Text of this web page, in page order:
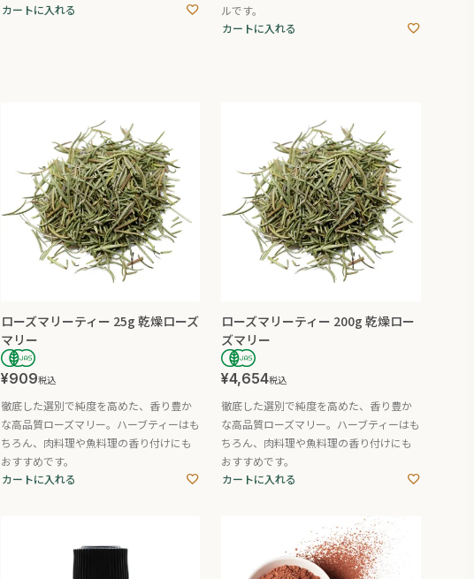
カートに入れる
ルです。
カートに入れる
ローズマリーティー 25g 乾燥ローズ
マリー
¥909税込
徹底した選別で純度を高めた、香り豊か
な高品質ローズマリー。ハーブティーはも
ちろん、肉料理や魚料理の香り付けにも
おすすめです。
カートに入れる
ローズマリーティー 200g 乾燥ロー
ズマリー
¥4,654税込
徹底した選別で純度を高めた、香り豊か
な高品質ローズマリー。ハーブティーはも
ちろん、肉料理や魚料理の香り付けにも
おすすめです。
カートに入れる